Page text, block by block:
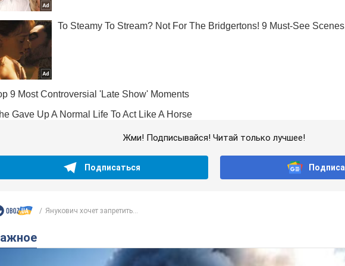
Жми! Подписывайся! Читай только лучшее!
Подписаться
Янукович хочет запретить...
Важное